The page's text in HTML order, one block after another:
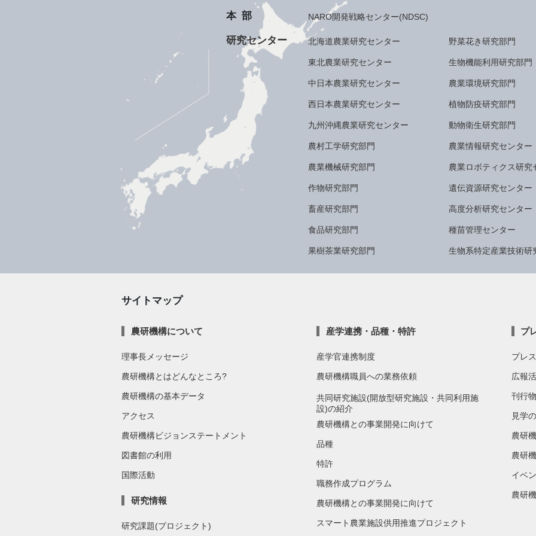
本部 NARO開発戦略センター(NDSC)
研究センター 北海道農業研究センター
東北農業研究センター
中日本農業研究センター
西日本農業研究センター
九州沖縄農業研究センター
農村工学研究部門
農業機械研究部門
作物研究部門
畜産研究部門
食品研究部門
果樹茶業研究部門
野菜花き研究部門
生物機能利用研究部門
農業環境研究部門
植物防疫研究部門
動物衛生研究部門
農業情報研究センター
農業ロボティクス研究
遺伝資源研究センター
高度分析研究センター
種苗管理センター
生物系特定産業技術研
サイトマップ
農研機構について
理事長メッセージ
農研機構とはどんなところ?
農研機構の基本データ
アクセス
農研機構ビジョンステートメント
図書館の利用
国際活動
研究情報
研究課題(プロジェクト)
産学連携・品種・特許
産学官連携制度
農研機構職員への業務依頼
共同研究施設(開放型研究施設・共同利用施
設)の紹介
農研機構との事業開発に向けて
品種
特許
職務作成プログラム
農研機構との事業開発に向けて
スマート農業施設供用推進プロジェクト
プ
プレ
広報
刊行
見学
農研
農研
イベ
農研